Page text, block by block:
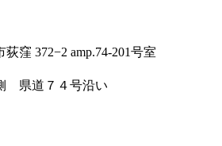
窪 372−2 amp.74-201号室
県道７４号沿い